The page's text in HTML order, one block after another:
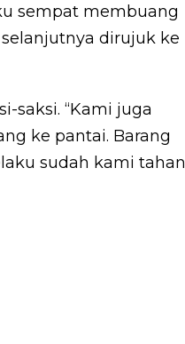
sempat membuang
dirujuk ke
saksi. “Kami juga
ke pantai. Barang
sudah kami tahan